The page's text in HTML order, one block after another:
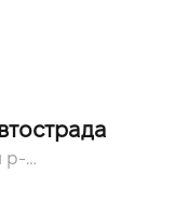
08131, Киевська обл., Бучанський р-н, с.Софиевская Борщаговка, вул. Большая Кольцевая, 56